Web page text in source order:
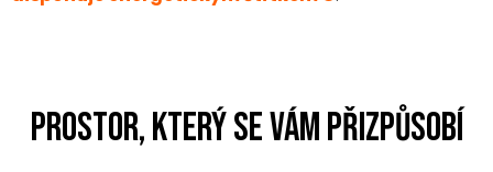
Prostor, který se vám přizpůsobí